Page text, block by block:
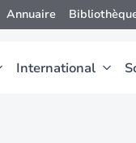
Annuaire
International